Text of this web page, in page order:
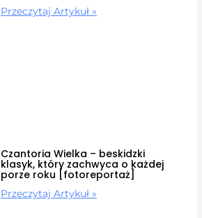
Przeczytaj Artykuł »
Czantoria Wielka – beskidzki
klasyk, który zachwyca o każdej
porze roku [fotoreportaż]
Przeczytaj Artykuł »